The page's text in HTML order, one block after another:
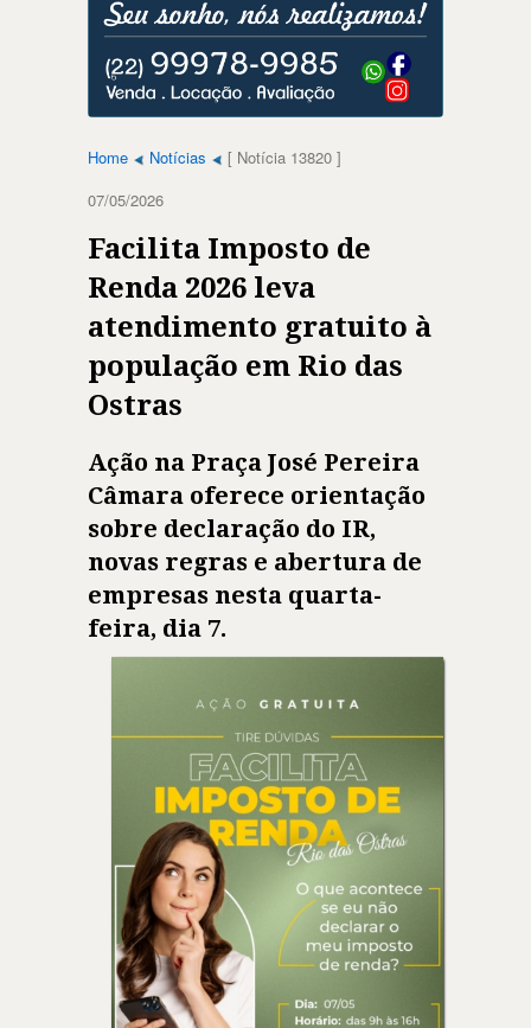
Home Notícias
[ Notícia 13820 ]
07/05/2026
Facilita Imposto de
Renda 2026 leva
atendimento gratuito à
população em Rio das
Ostras
Ação na Praça José Pereira
Câmara oferece orientação
sobre declaração do IR,
novas regras e abertura de
empresas nesta quarta-
feira, dia 7.